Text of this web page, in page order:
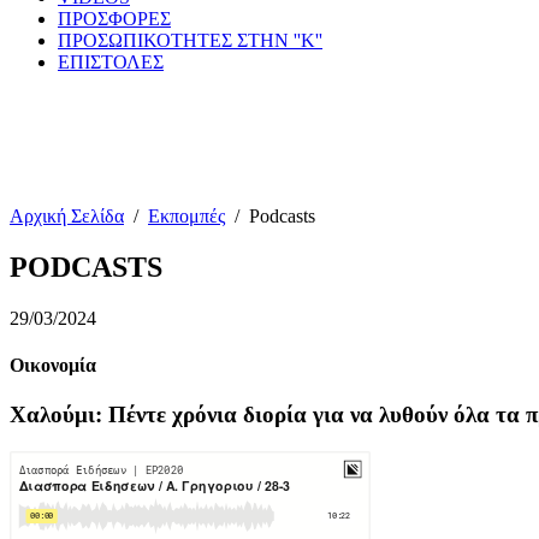
ΠΡΟΣΦΟΡΕΣ
ΠΡΟΣΩΠΙΚΟΤΗΤΕΣ ΣΤΗΝ ''Κ''
ΕΠΙΣΤΟΛΕΣ
Αρχική Σελίδα / Εκπομπές / Podcasts
PODCASTS
29/03/2024
Οικονομία
Χαλούμι: Πέντε χρόνια διορία για να λυθούν όλα τα